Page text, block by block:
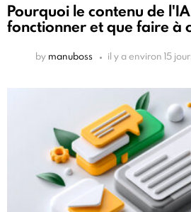
Pourquoi le contenu de
fonctionner et que faire à
by manuboss il y a environ 15